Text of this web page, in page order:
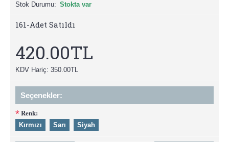
Stok Durumu: Stokta var
161-Adet Satıldı
420.00TL
KDV Hariç: 350.00TL
Seçenekler:
*Renk:
Kırmızı Sarı Siyah